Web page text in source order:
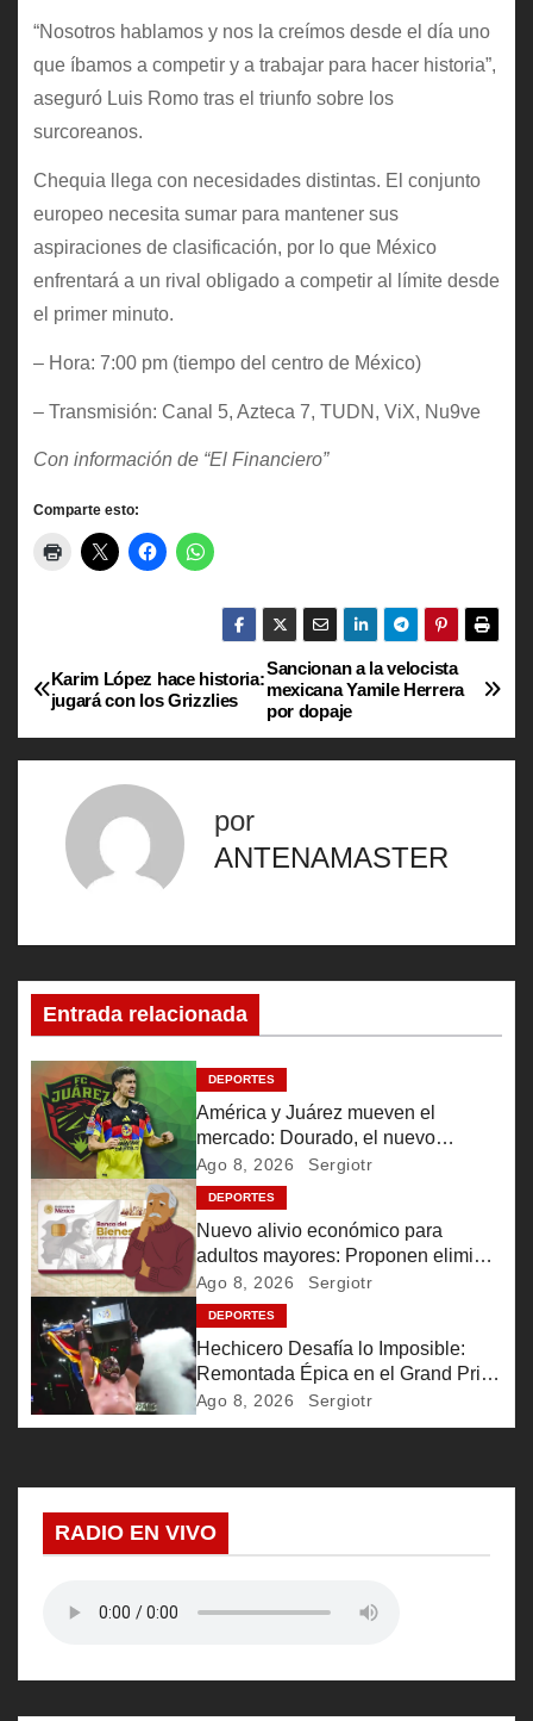
“Nosotros hablamos y nos la creímos desde el día uno
que íbamos a competir y a trabajar para hacer historia”,
aseguró Luis Romo tras el triunfo sobre los
surcoreanos.
Chequia llega con necesidades distintas. El conjunto
europeo necesita sumar para mantener sus
aspiraciones de clasificación, por lo que México
enfrentará a un rival obligado a competir al límite desde
el primer minuto.
– Hora: 7:00 pm (tiempo del centro de México)
– Transmisión: Canal 5, Azteca 7, TUDN, ViX, Nu9ve
Con información de “El Financiero”
Comparte esto:
N
a
c
i
ó
n
d
e
e
n
t
r
a
Sancionan a la velocista
mexicana Yamile Herrera
por dopaje
Karim López hace historia:
jugará con los Grizzlies
por
ANTENAMASTER
Entrada relacionada
DEPORTES
América y Juárez mueven el
mercado: Dourado, el nuevo
pulmón bravo
Ago 8, 2026 Sergiotr
DEPORTES
Nuevo alivio económico para
adultos mayores: Proponen eliminar
comisiones bancarias en Pensión
Bienestar
Ago 8, 2026 Sergiotr
DEPORTES
Hechicero Desafía lo Imposible:
Remontada Épica en el Grand Prix
2026
Ago 8, 2026 Sergiotr
RADIO EN VIVO